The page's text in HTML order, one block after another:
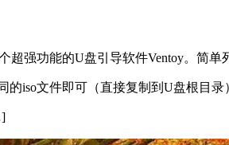
强功能的U盘引导软件Ventoy。简单
iso文件即可（直接复制到U盘根目录